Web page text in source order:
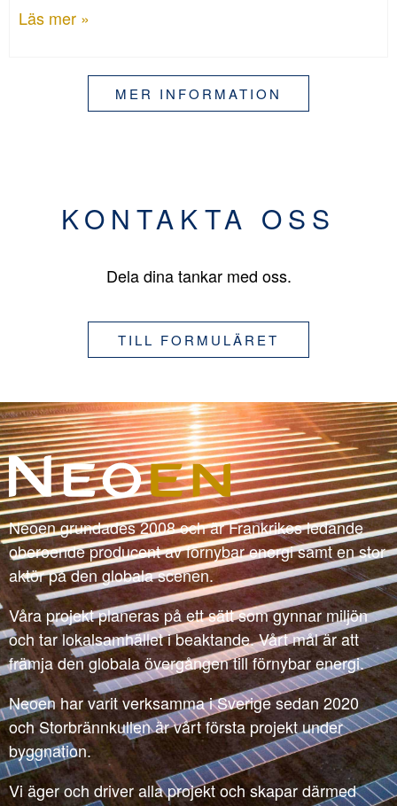
Läs mer »
MER INFORMATION
KONTAKTA OSS
Dela dina tankar med oss.
TILL FORMULÄRET
Neoen grundades 2008 och är Frankrikes ledande
oberoende producent av förnybar energi samt en stor
aktör på den globala scenen.
Våra projekt planeras på ett sätt som gynnar miljön
och tar lokalsamhället i beaktande. Vårt mål är att
främja den globala övergången till förnybar energi.
Neoen har varit verksamma i Sverige sedan 2020
och Storbrännkullen är vårt första projekt under
byggnation.
Vi äger och driver alla projekt och skapar därmed